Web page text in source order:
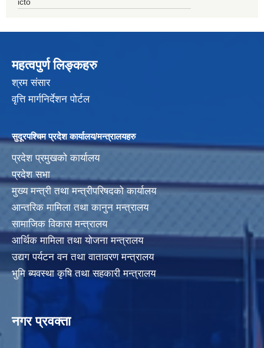
महत्वपुर्ण लिङ्कहरु
श्रम संसार
वृत्ति मार्गनिर्देशन पोर्टल
सुदूरपश्चिम प्रदेश कार्यालय/मन्त्रालयहरु
प्रदेश प्रमुखको कार्यालय
प्रदेश सभा
मुख्य मन्त्री तथा मन्त्रीपरिषदको कार्यालय
आन्तरिक मामिला तथा कानुन मन्त्रालय
सामाजिक विकास मन्त्रालय
आर्थिक मामिला तथा योजना मन्त्रालय
उद्यग पर्यटन वन तथा वातावरण मन्त्रालय
भुमि ब्यवस्था कृषि तथा सहकारी मन्त्रालय
नगर प्रवक्ता